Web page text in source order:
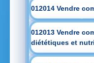
012014 Vendre
012013 Vendre
diététiques et